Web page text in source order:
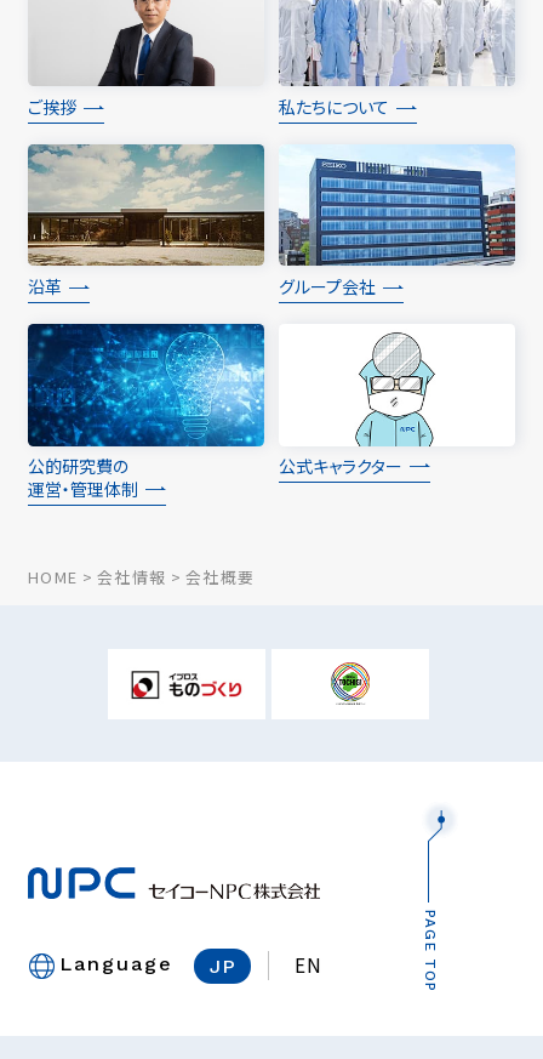
ご挨拶 私たちについて
沿革 グループ会社
公的研究費の
運営・管理体制
公式キャラクター
HOME 会社情報 会社概要
Language JP EN PAGE TOP